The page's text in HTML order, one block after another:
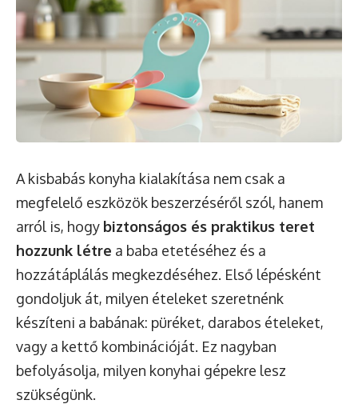
A kisbabás konyha kialakítása nem csak a
megfelelő eszközök beszerzéséről szól, hanem
arról is, hogy biztonságos és praktikus teret
hozzunk létre a baba etetéséhez és a
hozzátáplálás megkezdéséhez. Első lépésként
gondoljuk át, milyen ételeket szeretnénk
készíteni a babának: püréket, darabos ételeket,
vagy a kettő kombinációját. Ez nagyban
befolyásolja, milyen konyhai gépekre lesz
szükségünk.